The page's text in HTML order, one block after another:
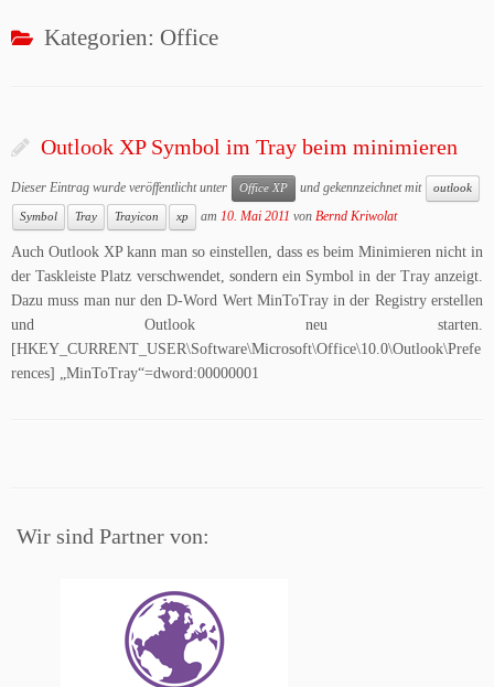
Kategorien: Office
Outlook XP Symbol im Tray beim minimieren
Dieser Eintrag wurde veröffentlicht unter Office XP und gekennzeichnet mit outlook
Symbol Tray Trayicon xp am 10. Mai 2011 von Bernd Kriwolat
Auch Outlook XP kann man so einstellen, dass es beim Minimieren nicht in
der Taskleiste Platz verschwendet, sondern ein Symbol in der Tray anzeigt.
Dazu muss man nur den D-Word Wert MinToTray in der Registry erstellen
und Outlook neu starten.
[HKEY_CURRENT_USER\Software\Microsoft\Office\10.0\Outlook\Prefe
rences] „MinToTray“=dword:00000001
Wir sind Partner von: